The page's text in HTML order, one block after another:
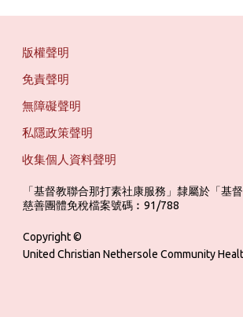
版權聲明
免責聲明
無障礙聲明
私隱政策聲明
收集個人資料聲明
「基督教聯合那打素社康服務」隸屬於「基
慈善團體免稅檔案號碼︰91/788
Copyright ©
United Christian Nethersole Community